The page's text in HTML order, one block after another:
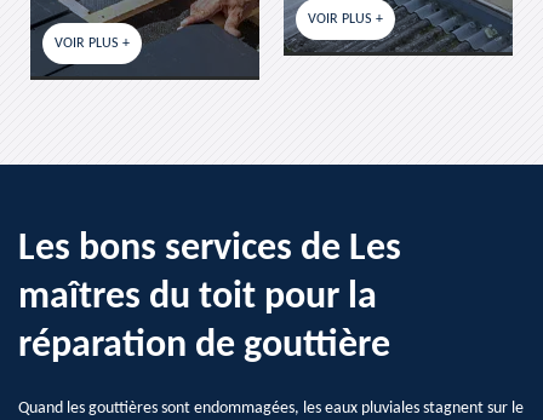
VOIR PLUS + VOIR PLUS +
Les bons services de Les
maîtres du toit pour la
réparation de gouttière
Quand les gouttières sont endommagées, les eaux pluviales stagnent sur le